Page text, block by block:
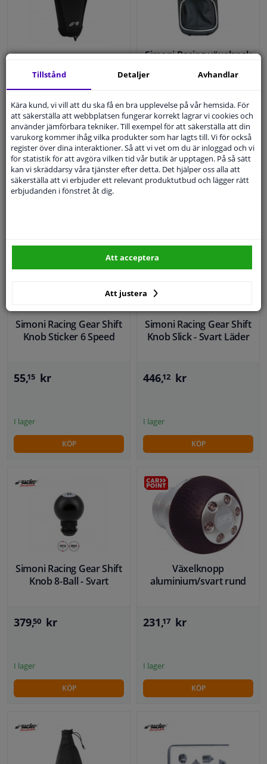
Knop Cover - Svart + SR-
logotyp
4.67
3omdömen
109,86kr
I lager
Simoni Racing växelspak
VI/Jetta - svart läder + 2
271,52kr
I lager
Simoni Racing Gear Shift
Knob Sticker 6 Speed
55,15 kr
I lager
KÖP
Simoni Racing Gear Shift
Knob Slick - Svart Läder
446,12 kr
I lager
KÖP
Simoni Racing Gear Shift
Knob 8-Ball - Svart
379,50 kr
I lager
KÖP
Växelknopp
aluminium/svart rund
231,17 kr
I lager
KÖP
Tillstånd Detaljer Avhandlar
Kära kund, vi vill att du ska få en bra upplevelse på vår hemsida. För
att säkerställa att webbplatsen fungerar korrekt lagrar vi cookies och
använder jämförbara tekniker. Till exempel för att säkerställa att din
varukorg kommer ihåg vilka produkter som har lagts till. Vi för också
register över dina interaktioner. Så att vi vet om du är inloggad och vi
för statistik för att avgöra vilken tid vår butik är upptagen. På så sätt
kan vi skräddarsy våra tjänster efter detta. Det hjälper oss alla att
säkerställa att vi erbjuder ett relevant produktutbud och lägger rätt
erbjudanden i fönstret åt dig.
Att justera
Att acceptera